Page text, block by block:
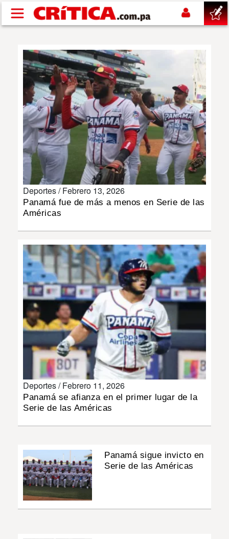
Pasar al contenido principal
SUCESOS
NACIONAL
POLÍTICA
SHOW
DEPORTES
INSÓLITAS
MULTIMEDIA
IMPRESO
Deportes /Febrero 13, 2026
Panamá fue de más a menos en Serie de las
Américas
Deportes /Febrero 11, 2026
Panamá se afianza en el primer lugar de la
Serie de las Américas
Panamá sigue invicto en
Serie de las Américas